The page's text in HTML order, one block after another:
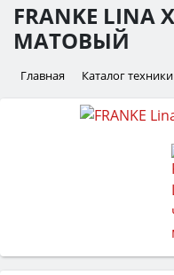
FRANKE
МАТОВЫЙ
Главная Каталог техники